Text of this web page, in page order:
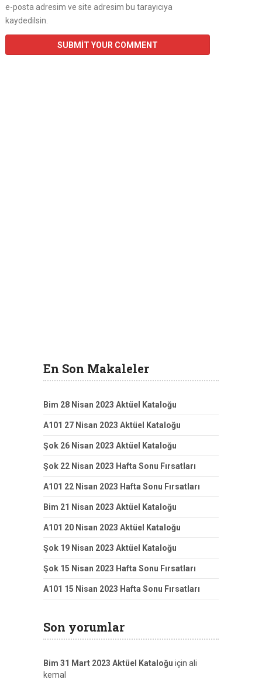
e-posta adresim ve site adresim bu tarayıcıya
kaydedilsin.
En Son Makaleler
Bim 28 Nisan 2023 Aktüel Kataloğu
A101 27 Nisan 2023 Aktüel Kataloğu
Şok 26 Nisan 2023 Aktüel Kataloğu
Şok 22 Nisan 2023 Hafta Sonu Fırsatları
A101 22 Nisan 2023 Hafta Sonu Fırsatları
Bim 21 Nisan 2023 Aktüel Kataloğu
A101 20 Nisan 2023 Aktüel Kataloğu
Şok 19 Nisan 2023 Aktüel Kataloğu
Şok 15 Nisan 2023 Hafta Sonu Fırsatları
A101 15 Nisan 2023 Hafta Sonu Fırsatları
Son yorumlar
Bim 31 Mart 2023 Aktüel Kataloğu için ali
kemal